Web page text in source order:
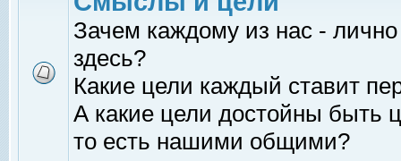
Зачем каждому из нас -
здесь?
Какие цели каждый ставит
А какие цели достойны быть
то есть нашими общими?